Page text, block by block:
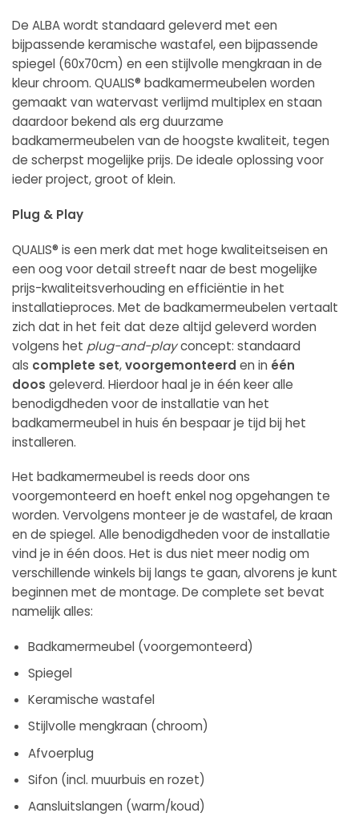
De ALBA wordt standaard geleverd met een
bijpassende keramische wastafel, een bijpassende
spiegel (60x70cm) en een stijlvolle mengkraan in de
kleur chroom. QUALIS® badkamermeubelen worden
gemaakt van watervast verlijmd multiplex en staan
daardoor bekend als erg duurzame
badkamermeubelen van de hoogste kwaliteit, tegen
de scherpst mogelijke prijs. De ideale oplossing voor
ieder project, groot of klein.
Plug & Play
QUALIS® is een merk dat met hoge kwaliteitseisen en
een oog voor detail streeft naar de best mogelijke
prijs-kwaliteitsverhouding en efficiëntie in het
installatieproces. Met de badkamermeubelen vertaalt
zich dat in het feit dat deze altijd geleverd worden
volgens het plug-and-playconcept: standaard
als complete set,voorgemonteerd en in één
doos geleverd. Hierdoor haal je in één keer alle
benodigdheden voor de installatie van het
badkamermeubel in huis én bespaar je tijd bij het
installeren.
Het badkamermeubel is reeds door ons
voorgemonteerd en hoeft enkel nog opgehangen te
worden. Vervolgens monteer je de wastafel, de kraan
en de spiegel. Alle benodigdheden voor de installatie
vind je in één doos. Het is dus niet meer nodig om
verschillende winkels bij langs te gaan, alvorens je kunt
beginnen met de montage. De complete set bevat
namelijk alles:
Badkamermeubel (voorgemonteerd)
Spiegel
Keramische wastafel
Stijlvolle mengkraan (chroom)
Afvoerplug
Sifon (incl. muurbuis en rozet)
Aansluitslangen (warm/koud)